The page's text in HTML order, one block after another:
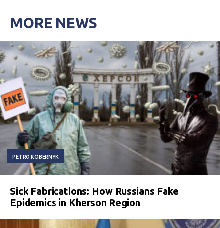
MORE NEWS
PETRO KOBERNYK
Sick Fabrications: How Russians Fake
Epidemics in Kherson Region